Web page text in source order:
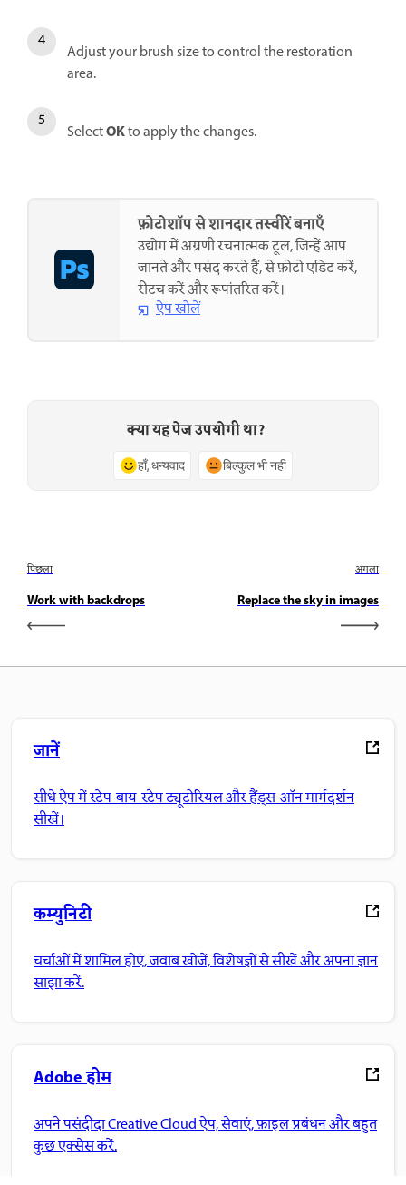
Adjust your brush size to control the restoration
area.
SelectOKto apply the changes.
फ़ोटोशॉप से शानदार तस्वीरें बनाएँ
उद्योग में अग्रणी रचनात्मक टूल, जिन्हें आप
जानते और पसंद करते हैं, से फ़ोटो एडिट करें,
रीटच करें और रूपांतरित करें।
ऐप खोलें
क्या यह पेज उपयोगी था?
हाँ, धन्यवाद बिल्कुल भी नहीं
पिछला
Work with backdrops
अगला
Replace the sky in images
जानें
सीधे ऐप में स्टेप-बाय-स्टेप ट्यूटोरियल और हैंड्स-ऑन मार्गदर्शन
सीखें।
कम्युनिटी
चर्चाओं में शामिल होएं, जवाब खोजें, विशेषज्ञों से सीखें और अपना ज्ञान
साझा करें.
Adobe होम
अपने पसंदीदा Creative Cloud ऐप, सेवाएं, फ़ाइल प्रबंधन और बहुत
कुछ एक्सेस करें.